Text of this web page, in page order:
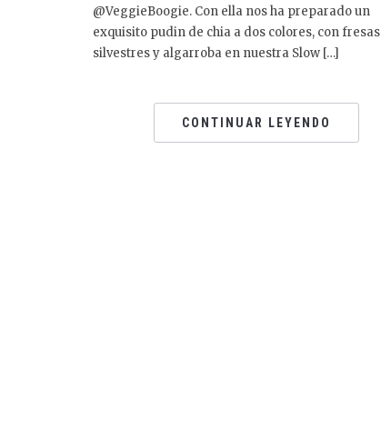
@VeggieBoogie. Con ella nos ha preparado un
exquisito pudin de chia a dos colores, con fresas
silvestres y algarroba en nuestra Slow […]
CONTINUAR LEYENDO